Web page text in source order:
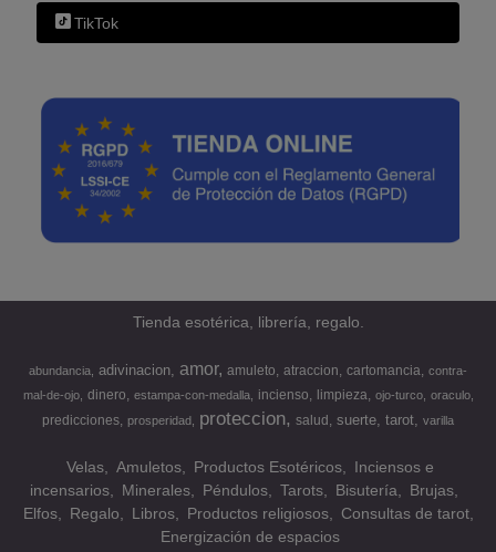
TikTok
Tienda esotérica, librería, regalo.
abundancia adivinacion amor amuleto atraccion cartomancia
contra-
mal-de-ojo
dinero estampa-con-medalla incienso limpieza ojo-turco oraculo
predicciones prosperidad proteccion salud suerte tarot varilla
Velas Amuletos Productos Esotéricos
Inciensos e
incensarios
Minerales Péndulos Tarots Bisutería
Brujas
Elfos
Regalo Libros Productos religiosos
Consultas de tarot
Energización de espacios